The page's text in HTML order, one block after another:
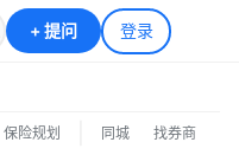
+提问 登录
保险规划 同城 找券商